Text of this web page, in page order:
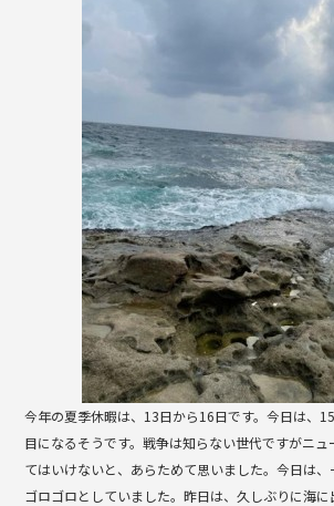
o
o
k
今年の夏季休暇は、13日から16日です。今日は、
目になるそうです。戦争は知らない世代ですがニュ
てはいけないと、あらためて思いました。今日は、
ゴロゴロとしていました。昨日は、久しぶりに海